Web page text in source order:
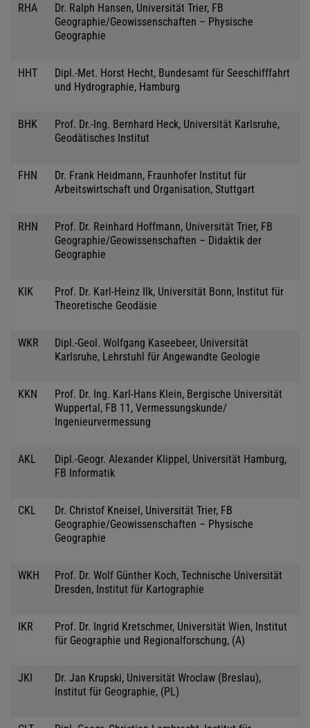
RHA
Dr. Ralph Hansen, Universität Trier, FB
Geographie/Geowissenschaften – Physische
Geographie
HHT
Dipl.-Met. Horst Hecht, Bundesamt für Seeschifffahrt
und Hydrographie, Hamburg
BHK
Prof. Dr.-Ing. Bernhard Heck, Universität Karlsruhe,
Geodätisches Institut
FHN
Dr. Frank Heidmann, Fraunhofer Institut für
Arbeitswirtschaft und Organisation, Stuttgart
RHN
Prof. Dr. Reinhard Hoffmann, Universität Trier, FB
Geographie/Geowissenschaften – Didaktik der
Geographie
KIK
Prof. Dr. Karl-Heinz Ilk, Universität Bonn, Institut für
Theoretische Geodäsie
WKR
Dipl.-Geol. Wolfgang Kaseebeer, Universität
Karlsruhe, Lehrstuhl für Angewandte Geologie
KKN
Prof. Dr. Ing. Karl-Hans Klein, Bergische Universität
Wuppertal, FB 11, Vermessungskunde/
Ingenieurvermessung
AKL
Dipl.-Geogr. Alexander Klippel, Universität Hamburg,
FB Informatik
CKL
Dr. Christof Kneisel, Universität Trier, FB
Geographie/Geowissenschaften – Physische
Geographie
WKH
Prof. Dr. Wolf Günther Koch, Technische Universität
Dresden, Institut für Kartographie
IKR
Prof. Dr. Ingrid Kretschmer, Universität Wien, Institut
für Geographie und Regionalforschung, (A)
JKI
Dr. Jan Krupski, Universität Wroclaw (Breslau),
Institut für Geographie, (PL)